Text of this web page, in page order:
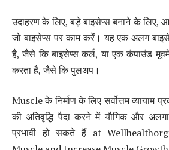
उदाहरण के लिए, बड़े बाइसेप्स बनाने के लिए,
जो बाइसेप्स पर काम करें। यह एक अलग
है, जैसे कि बाइसेप्स कर्ल, या एक कंपाउंड
करता है, जैसे कि पुलअप।
Muscle के निर्माण के लिए सर्वोत्तम व्यायाम
की अतिवृद्धि पैदा करने में यौगिक और
प्रभावी हो सकते हैं at